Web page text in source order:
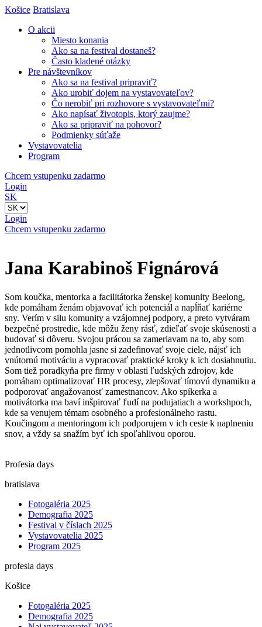
Košice Bratislava
O akcii
Miesto konania
Ako sa na festival dostaneš?
Často kladené otázky
Pre návštevníkov
Ako sa na festival pripraviť?
Ako urobiť dojem na vystavovateľov?
Čo nerobiť pri rozhovore s vystavovateľmi?
Ako napísať životopis, ktorý zaujme?
Ako sa pripraviť na pohovor?
Podmienky súťaže
Vystavovatelia
Program
Chcem vstupenku zadarmo
Login
SK
Login
Chcem vstupenku zadarmo
Jana Karabinoš Fignárová
Som koučka, mentorka a facilitátorka ženskej komunity Beelong,
kde pomáham ženám objavovať ich potenciál a napĺňať kariérne
sny. Verím v silu komunity a vzájomnej podpory, a preto vytváram
bezpečné prostredie, kde môžu ženy rásť, zdieľať svoje skúsenosti a
budovať si dôveru. Svojou prácou sa zameriavam na to, aby som
jednotlivcom pomohla jasne si zadefinovať svoje ciele, nájsť ich
vnútornú motiváciu a vypracovať praktické kroky k ich dosiahnutiu.
Som tiež poradkyňa pre firmy v oblasti ľudských zdrojov, kde
pomáham optimalizovať HR procesy, zlepšovať tímovú dynamiku a
podporovať angažovanosť zamestnancov. Ako spíkerka a
motivátorka ma baví inšpirovať ľudí na podujatiach a workshpoch,
kde sa venujem témam osobného a profesionálneho rastu.
Koučingom a mentoringom ich podporujem v ich ceste k naplneniu
snov, a vždy sa snažím byť ich spoľahlivou oporou.
Profesia days
bratislava
Fotogaléria 2025
Demografia 2025
Festival v číslach 2025
Vystavovatelia 2025
Program 2025
profesia days
Košice
Fotogaléria 2025
Demografia 2025